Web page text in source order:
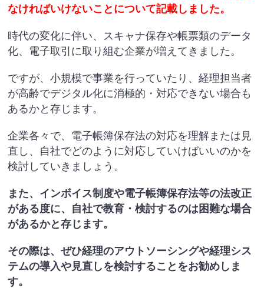
なければいけないことについて記載しました。
時代の変化に伴い、スキャナ保存や帳票類のデータ
化、電子取引に取り組む企業が増えてきました。
ですが、小規模で事業を行っていたり、経理担当者
が高齢でデジタル化に消極的・対応できない場合も
あるかと存じます。
企業各々で、電子帳簿保存法の対応を理解または見
直し、自社でどのように対応していけばいいのかを
検討していきましょう。
また、インボイス制度や電子帳簿保存法等の法改正
がある度に、自社で教育・検討するのは困難な場合
があるかと存じます。
その際は、ぜひ経理のアウトソーシングや経理シス
テムの導入や見直しを検討することをお勧めしま
す。